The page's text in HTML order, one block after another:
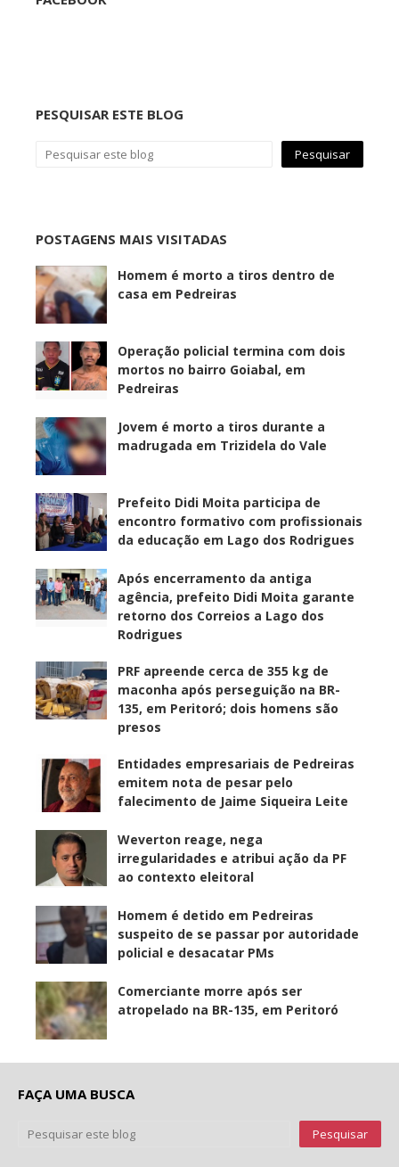
PESQUISAR ESTE BLOG
POSTAGENS MAIS VISITADAS
Homem é morto a tiros dentro de
casa em Pedreiras
Operação policial termina com dois
mortos no bairro Goiabal, em
Pedreiras
Jovem é morto a tiros durante a
madrugada em Trizidela do Vale
Prefeito Didi Moita participa de
encontro formativo com profissionais
da educação em Lago dos Rodrigues
Após encerramento da antiga
agência, prefeito Didi Moita garante
retorno dos Correios a Lago dos
Rodrigues
PRF apreende cerca de 355 kg de
maconha após perseguição na BR-
135, em Peritoró; dois homens são
presos
Entidades empresariais de Pedreiras
emitem nota de pesar pelo
falecimento de Jaime Siqueira Leite
Weverton reage, nega
irregularidades e atribui ação da PF
ao contexto eleitoral
Homem é detido em Pedreiras
suspeito de se passar por autoridade
policial e desacatar PMs
Comerciante morre após ser
atropelado na BR-135, em Peritoró
FAÇA UMA BUSCA